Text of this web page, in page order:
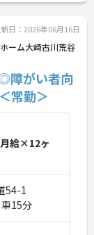
日：2026年06月16日
ーム大崎古川荒谷
障がい者向
常勤＞
給×12ヶ
54-1
15分